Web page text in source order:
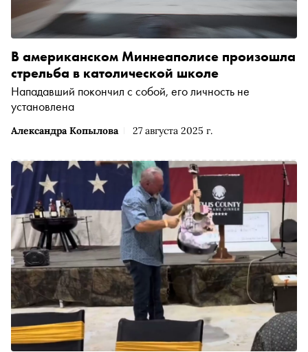
Александра Копылова 27 августа 2025 г.
В американском Миннеаполисе произошла
стрельба в католической школе
Нападавший покончил с собой, его личность не
установлена